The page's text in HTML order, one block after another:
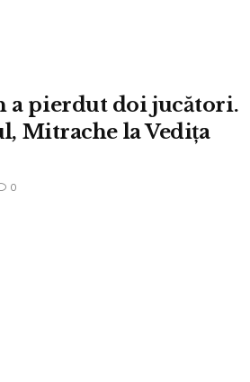
a pierdut doi jucători.
Mitrache la Vedița
0